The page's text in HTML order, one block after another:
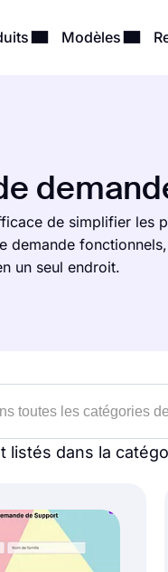
Modèles
de simplifier les
un seul endroit.
listés dans la